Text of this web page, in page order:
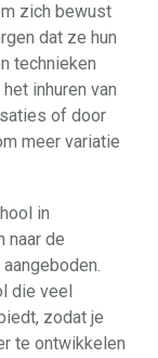
zich bewust
dat ze hun
technieken
inhuren van
of door
meer variatie
in
naar de
die veel
zodat je
te ontwikkelen